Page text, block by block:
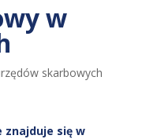
w
skarbowych
się w